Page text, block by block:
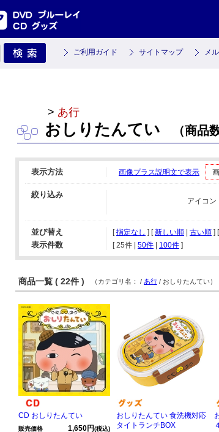
ご利用ガイド サイトマップ メ
> あ行
おしりたんてい （商品数
表示方法 画像プラス説明文で表示
絞り込み
アイコン
並び替え [指定なし ] [新しい順 古い順 ] [
表示件数 [ 25件 50件 100件 ]
商品一覧 ( 22件 ) （カテゴリ名： / あ行 / おしりたんてい）
CD おしりたんてい
販売価格 1,650円(税込)
おしりたんてい 食洗機対応
タイトランチBOX